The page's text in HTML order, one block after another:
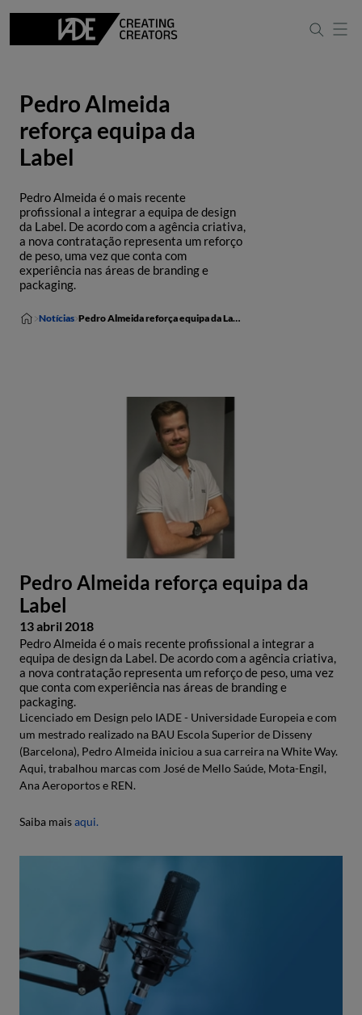
Pedro Almeida
reforça equipa da
Label
Pedro Almeida é o mais recente
profissional a integrar a equipa de design
da Label. De acordo com a agência criativa,
a nova contratação representa um reforço
de peso, uma vez que conta com
experiência nas áreas de branding e
packaging.
Notícias Pedro Almeida reforça equipa da Label
Pedro Almeida reforça equipa da
Label
13 abril 2018
Pedro Almeida é o mais recente profissional a integrar a
equipa de design da Label. De acordo com a agência criativa,
a nova contratação representa um reforço de peso, uma vez
que conta com experiência nas áreas de branding e
packaging.
Licenciado em Design pelo IADE - Universidade Europeia e com
um mestrado realizado na BAU Escola Superior de Disseny
(Barcelona), Pedro Almeida iniciou a sua carreira na White Way.
Aqui, trabalhou marcas com José de Mello Saúde, Mota-Engil,
Ana Aeroportos e REN.
Saiba maisaqui.